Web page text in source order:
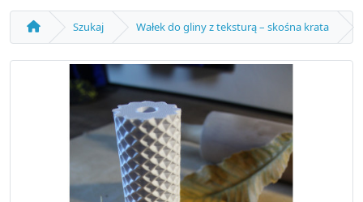
Szukaj Wałek do gliny z teksturą – skośna krata